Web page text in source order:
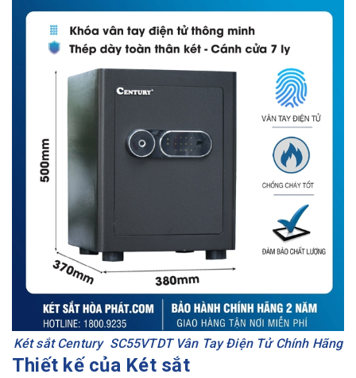
Két sắt Century SC55VTDT Vân Tay Điện Tử Chính Hãng
Thiết kế của Két sắt